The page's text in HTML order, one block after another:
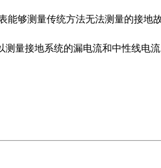
够测量传统方法无法测量的接
量接地系统的漏电流和中性线电流